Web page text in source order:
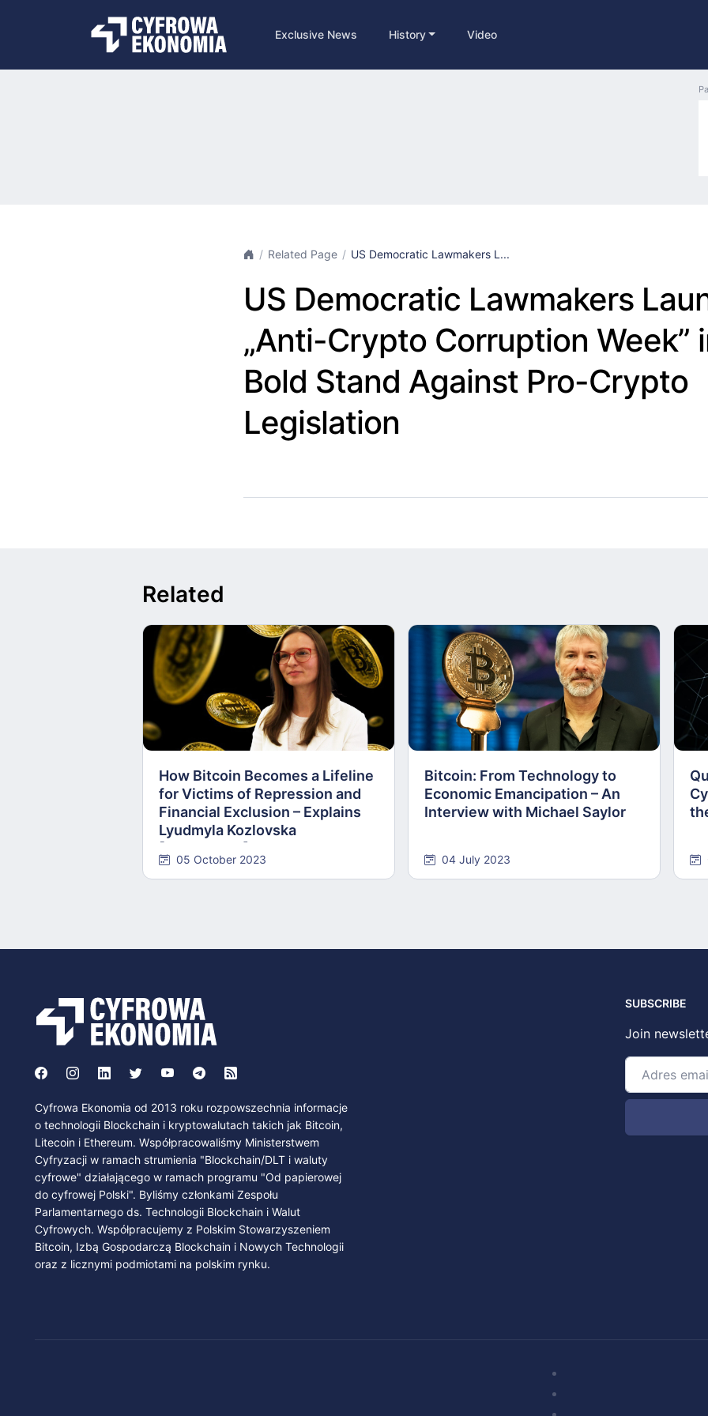
Exclusive News History Video
Related Page US Democratic Lawmakers L...
US Democratic Lawmakers
„Anti-Crypto Corruption Week”
Bold Stand Against Pro-Crypto
Legislation
Related
How Bitcoin Becomes a Lifeline
for Victims of Repression and
Financial Exclusion – Explains
Lyudmyla Kozlovska
05 October 2023
Bitcoin: From Technology to
Economic Emancipation – An
Interview with Michael Saylor
04 July 2023
Cyfrowa Ekonomia od 2013 roku rozpowszechnia informacje
o technologii Blockchain i kryptowalutach takich jak Bitcoin,
Litecoin i Ethereum. Współpracowaliśmy Ministerstwem
Cyfryzacji w ramach strumienia "Blockchain/DLT i waluty
cyfrowe" działającego w ramach programu "Od papierowej
do cyfrowej Polski". Byliśmy członkami Zespołu
Parlamentarnego ds. Technologii Blockchain i Walut
Cyfrowych. Współpracujemy z Polskim Stowarzyszeniem
Bitcoin, Izbą Gospodarczą Blockchain i Nowych Technologii
oraz z licznymi podmiotami na polskim rynku.
SUBSCRIBE
Join